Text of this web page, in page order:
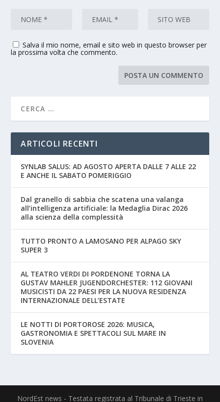
Salva il mio nome, email e sito web in questo browser per
la prossima volta che commento.
ARTICOLI RECENTI
SYNLAB SALUS: AD AGOSTO APERTA DALLE 7 ALLE 22
E ANCHE IL SABATO POMERIGGIO
Dal granello di sabbia che scatena una valanga
all’intelligenza artificiale: la Medaglia Dirac 2026
alla scienza della complessità
TUTTO PRONTO A LAMOSANO PER ALPAGO SKY
SUPER 3
AL TEATRO VERDI DI PORDENONE TORNA LA
GUSTAV MAHLER JUGENDORCHESTER: 112 GIOVANI
MUSICISTI DA 22 PAESI PER LA NUOVA RESIDENZA
INTERNAZIONALE DELL’ESTATE
LE NOTTI DI PORTOROSE 2026: MUSICA,
GASTRONOMIA E SPETTACOLI SUL MARE IN
SLOVENIA
NordEst news - Testata registrata al Tribunale di Trieste in